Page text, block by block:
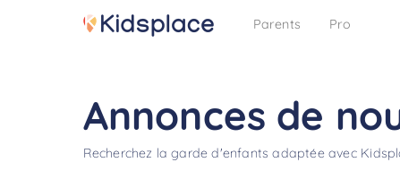
Parents Pro
Annonces de
Recherchez la garde d'enfants adaptée avec